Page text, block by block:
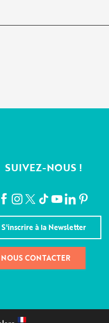
SUIVEZ-NOUS !
S'inscrire à la Newsletter
NOUS CONTACTER